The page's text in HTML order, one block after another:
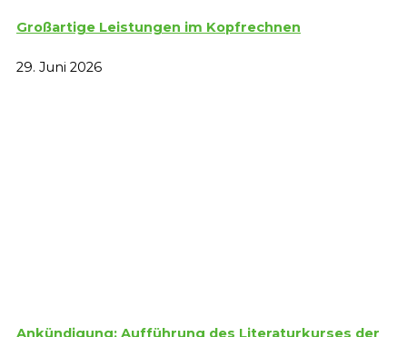
Großartige Leistungen im Kopfrechnen
29. Juni 2026
Ankündigung: Aufführung des Literaturkurses der